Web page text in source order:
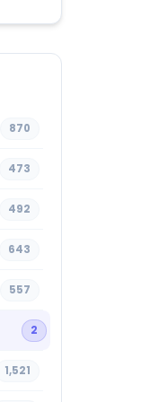
870
473
492
643
557
2
1,521